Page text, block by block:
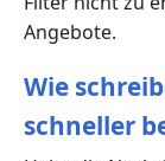
Angebote.
Wie
schneller